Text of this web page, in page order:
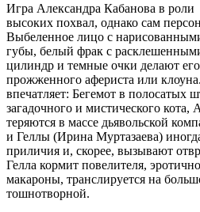
Игра Александра Кабанова в роли
высоких похвал, однако сам
Выбеленное лицо с
губы, белый фрак с
цилиндр и темные очки делают
прожженного афериста или
впечатляет: Бегемот в полосатых
загадочного и мистического кота,
теряются в массе дьявольской
и Геллы (Ирина Муртазаева)
приличия и, скорее, вызывают
Гелла кормит повелителя,
макароны, транслируется на
тошнотворной.